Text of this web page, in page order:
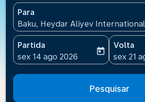
Para
Baku, Heydar Aliyev
Partida
fc-booking-departure-date-
sex 14 ago 2026
today
Volta
fc-
sex 21
Pesquisar